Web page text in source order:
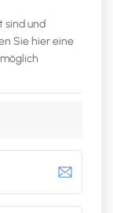
sind und
Sie hier eine